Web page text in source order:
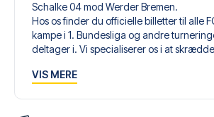
Schalke 04 mod Werder Bremen.
Hos os finder du officielle billetter til alle
kampe i 1. Bundesliga og andre
deltager i. Vi specialiserer os i at
ønsker og behov.
VIS MERE